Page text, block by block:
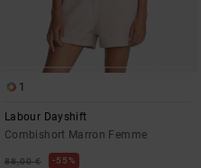
1
Labour Dayshift
Combishort Marron Femme
88,00 € 55%